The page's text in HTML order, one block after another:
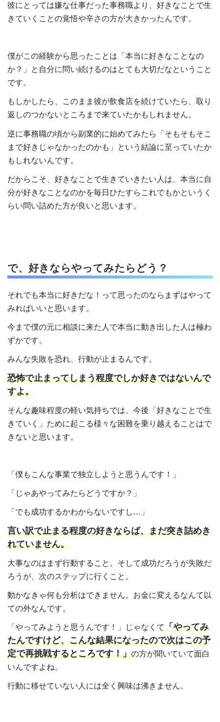
彼にとっては嫌な仕事だった事務職より、好きなことで生
きていくことの覚悟や辛さの方が大きかったんです。
僕がこの経験から思ったことは「本当に好きなことなの
か？」と自分に問い続けるのはとても大切だなということ
です。
もしかしたら、このまま彼が飲食店を続けていたら、取り
返しのつかないところまで来ていたかもしれません。
逆に事務職の頃から副業的に始めてみたら「そもそもそこ
まで好きじゃなかったのかも」という結論に至っていたか
もしれないんです。
だからこそ、好きなことで生きていきたい人は、本当に自
分が好きなことなのかを毎日ひたすらこれでもかというく
らい問い詰めた方が良いと思います。
で、好きならやってみたらどう？
それでも本当に好きだな！って思ったのならまずはやって
みればいいと思います。
今まで僕の元に相談に来た人で本当に動き出した人は極わ
ずかです。
みんな失敗を恐れ、行動が止まるんです。
恐怖で止まってしまう程度でしか好きではないんで
すよ。
そんな趣味程度の軽い気持ちでは、今後「好きなことで生
きていく」ために起こる様々な困難を乗り越えることはで
きないと思います。
「僕もこんな事業で独立しようと思うんです！」
「じゃあやってみたらどうですか？」
「でも成功するかわからないですし…」
言い訳で止まる程度の好きならば、まだ突き詰めき
れていません。
大事なのはまず行動すること。そして成功だろうが失敗だ
ろうが、次のステップに行くこと。
動かなきゃ何も分析はできません。お金に変えるなんて以
ての外なんです。
「やってみようと思うんです！」じゃなくて「やってみ
たんですけど、こんな結果になったので次はこの予
定で再挑戦するところです！」の方が聞いていて面白
いんですよね。
行動に移せていない人には全く興味は沸きません。